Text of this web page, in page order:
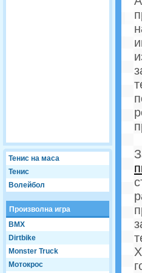
Тенис на маса
Тенис
Волейбол
Произволна игра
BMX
Dirtbike
Monster Truck
Мотокрос